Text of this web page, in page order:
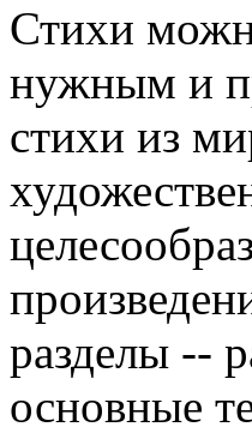
Стихи
нужным и
стихи из
разделы --
основные